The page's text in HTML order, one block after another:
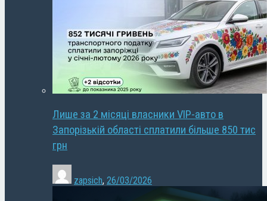
Лише за 2 місяці власники VIP-авто в
Запорізькій області сплатили більше 850 тис
грн
zapsich, 26/03/2026